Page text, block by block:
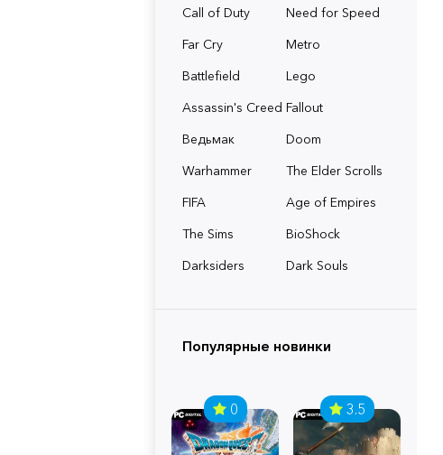
Call of Duty
Need for Speed
Far Cry
Metro
Battlefield
Lego
Assassin's Creed Fallout
Ведьмак
Doom
Warhammer
The Elder Scrolls
FIFA
Age of Empires
The Sims
BioShock
Darksiders
Dark Souls
Популярные новинки
0 3.5